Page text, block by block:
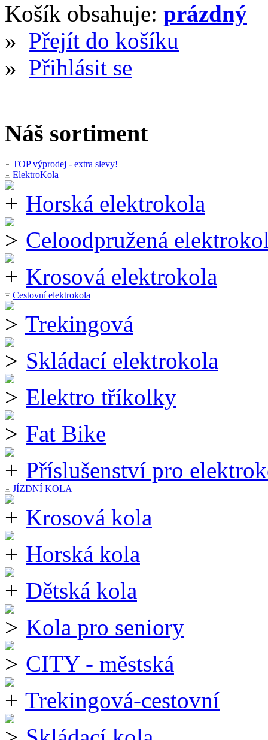
Košík obsahuje: prázdný
» Přejít do košíku
» Přihlásit se
Náš sortiment
TOP výprodej - extra slevy!
ElektroKola
Horská elektrokola
Celoodpružená
Krosová elektrokola
Cestovní elektrokola
Trekingová
Skládací elektrokola
Elektro tříkolky
Fat Bike
Příslušenství pro
JÍZDNÍ KOLA
Krosová kola
Horská kola
Dětská kola
Kola pro seniory
CITY - městská
Trekingová-cestovní